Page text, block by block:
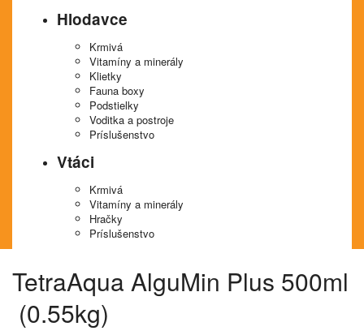
Hlodavce
Krmivá
Vitamíny a minerály
Klietky
Fauna boxy
Podstielky
Voditka a postroje
Príslušenstvo
Vtáci
Krmivá
Vitamíny a minerály
Hračky
Príslušenstvo
TetraAqua AlguMin Plus 500ml
(0.55kg)